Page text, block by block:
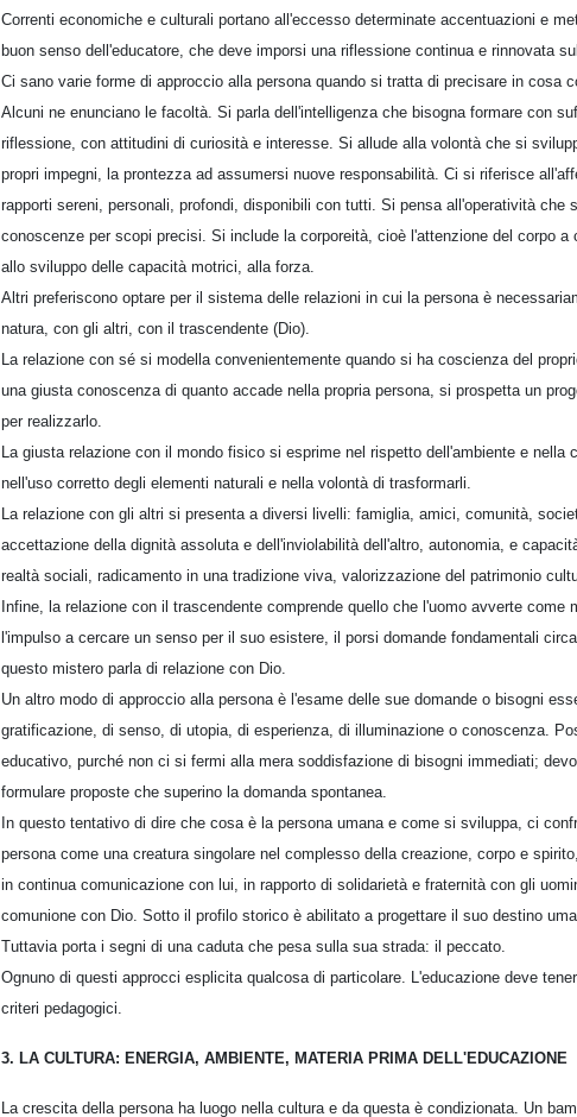
Correnti economiche e culturali portano all'eccesso determinate accentuazioni e
buon senso dell'educatore, che deve imporsi una riflessione continua e rinnovata
Ci sano varie forme di approccio alla persona quando si tratta di precisare in cosa
Alcuni ne enunciano le facoltà. Si parla dell'intelligenza che bisogna formare con
riflessione, con attitudini di curiosità e interesse. Si allude alla volontà che si
propri impegni, la prontezza ad assumersi nuove responsabilità. Ci si riferisce
rapporti sereni, personali, profondi, disponibili con tutti. Si pensa all'operatività
conoscenze per scopi precisi. Si include la corporeità, cioè l'attenzione del corpo
allo sviluppo delle capacità motrici, alla forza.
Altri preferiscono optare per il sistema delle relazioni in cui la persona è
natura, con gli altri, con il trascendente (Dio).
La relazione con sé si modella convenientemente quando si ha coscienza del
una giusta conoscenza di quanto accade nella propria persona, si prospetta un
per realizzarlo.
La giusta relazione con il mondo fisico si esprime nel rispetto dell'ambiente e
nell'uso corretto degli elementi naturali e nella volontà di trasformarli.
La relazione con gli altri si presenta a diversi livelli: famiglia, amici, comunità,
accettazione della dignità assoluta e dell'inviolabilità dell'altro, autonomia, e
realtà sociali, radicamento in una tradizione viva, valorizzazione del patrimonio
Infine, la relazione con il trascendente comprende quello che l'uomo avverte come
l'impulso a cercare un senso per il suo esistere, il porsi domande fondamentali
questo mistero parla di relazione con Dio.
Un altro modo di approccio alla persona è l'esame delle sue domande o bisogni
gratificazione, di senso, di utopia, di esperienza, di illuminazione o conoscenza.
educativo, purché non ci si fermi alla mera soddisfazione di bisogni immediati;
formulare proposte che superino la domanda spontanea.
In questo tentativo di dire che cosa è la persona umana e come si sviluppa, ci
persona come una creatura singolare nel complesso della creazione, corpo e
in continua comunicazione con lui, in rapporto di solidarietà e fraternità con gli
comunione con Dio. Sotto il profilo storico è abilitato a progettare il suo destino
Tuttavia porta i segni di una caduta che pesa sulla sua strada: il peccato.
Ognuno di questi approcci esplicita qualcosa di particolare. L'educazione deve
criteri pedagogici.
3. LA CULTURA: ENERGIA, AMBIENTE, MATERIA PRIMA DELL'EDUCAZIONE
La crescita della persona ha luogo nella cultura e da questa è condizionata. Un